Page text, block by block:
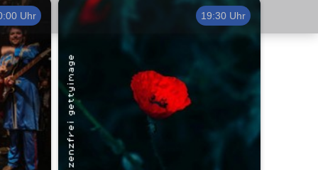
Uhr 19:30 Uhr